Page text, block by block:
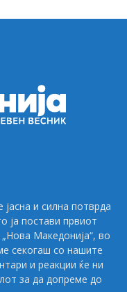
и силна потврда
ја постави првиот
Македонија“, во
секогаш со нашите
и реакции ќе ни
за да допреме до